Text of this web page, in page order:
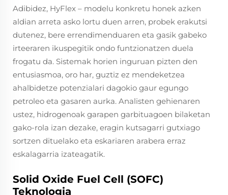
Adibidez, HyFlex – modelu konkretu honek azken
aldian arreta asko lortu duen arren, probek erakutsi
dutenez, bere errendimenduaren eta gasik gabeko
irteeraren ikuspegitik ondo funtzionatzen duela
frogatu da. Sistemak horien inguruan pizten den
entusiasmoa, oro har, guztiz ez mendeketzea
ahalbidetze potenzialari dagokio gaur egungo
petroleo eta gasaren aurka. Analisten gehienaren
ustez, hidrogenoak garapen garbituagoen bilaketan
gako-rola izan dezake, eragin kutsagarri gutxiago
sortzen dituelako eta eskariaren arabera erraz
eskalagarria izateagatik.
Solid Oxide Fuel Cell (SOFC)
Teknologia